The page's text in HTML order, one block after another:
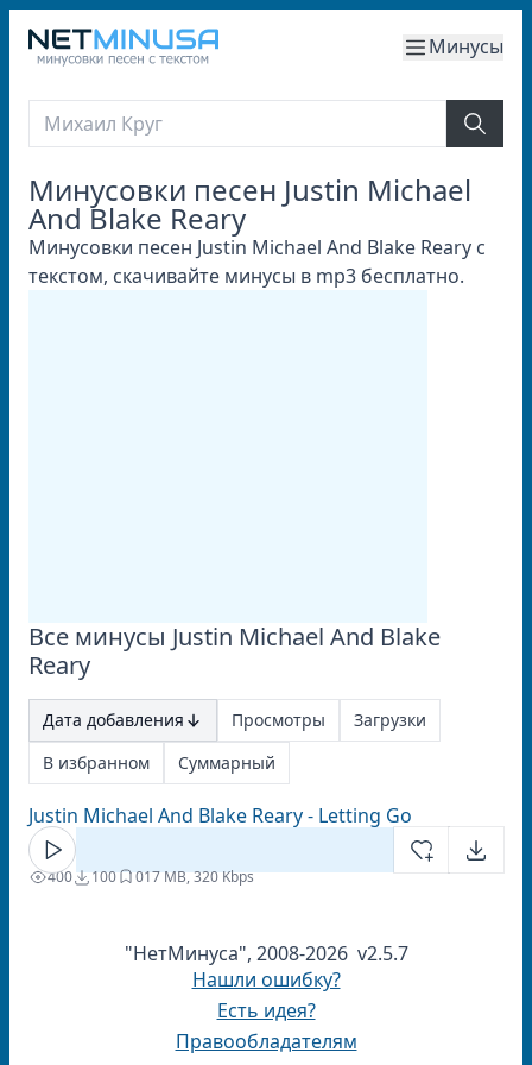
Минусы
Минусовки песен Justin Michael
And Blake Reary
Минусовки песен Justin Michael And Blake Reary с
текстом, скачивайте минусы в mp3 бесплатно.
Все минусы Justin Michael And Blake
Reary
Дата добавления Просмотры
Загрузки
В избранном
Суммарный
Justin Michael And Blake Reary - Letting Go
400 100 017 MB, 320 Kbps
"НетМинуса", 2008-2026 v2.5.7
Нашли ошибку?
Есть идея?
Правообладателям